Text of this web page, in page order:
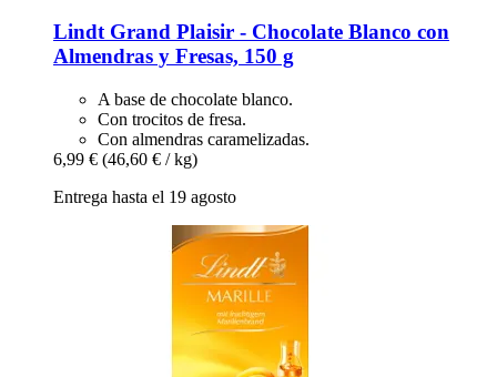
Lindt Grand Plaisir -​ Chocolate Blanco con
Almendras y Fresas, 150 g
A base de chocolate blanco.
Con trocitos de fresa.
Con almendras caramelizadas.
6,99 € (46,60 € / kg)
Entrega hasta el 19 agosto